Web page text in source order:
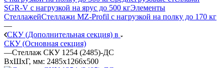
SGR-V с нагрузкой на ярус до 500 кгЭлементы
СтеллажейСтеллажи MZ-Profil с нагрузкой на полку до 170 кг
—
СКУ (Дополнительная секция) в
СКУ (Основная секция)
—Стеллаж СКУ 1254 (2485)-ДС
ВхШхГ, мм: 2485x1266x500